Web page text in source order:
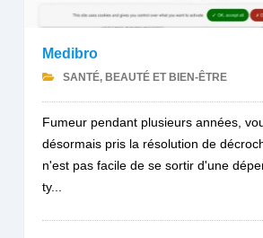
Medibro
SANTÉ, BEAUTÉ ET BIEN-ÊTRE
Fumeur pendant plusieurs années,
désormais pris la résolution de
n'est pas facile de se sortir d'une
ty...